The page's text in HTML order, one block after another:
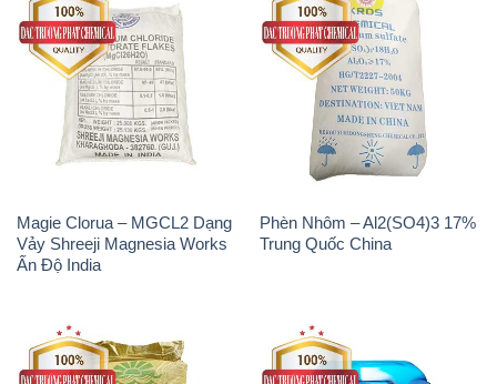
Magie Clorua – MGCL2 Dạng
Vảy Shreeji Magnesia Works
Ấn Độ India
Phèn Nhôm – Al2(SO4)3 17%
Trung Quốc China